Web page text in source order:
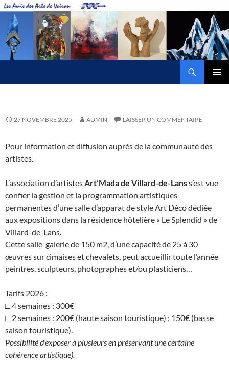
Aller
contenu
27 NOVEMBRE 2025 ADMIN LAISSER UN COMMENTAIRE
Pour information et diffusion auprès de la communauté des
artistes.
L’association d’artistesArt’Mada de Villard-de-Lanss’est vue
confier la gestion et la programmation artistiques
permanentes d’une salle d’apparat de style Art Déco dédiée
aux expositions dans la résidence hôtelière « Le Splendid » de
Villard-de-Lans.
Cette salle-galerie de 150 m2, d’une capacité de 25 à 30
œuvres sur cimaises et chevalets, peut accueillir toute l’année
peintres, sculpteurs, photographes et/ou plasticiens…
Tarifs 2026 :
□ 4 semaines : 300€
□ 2 semaines : 200€ (haute saison touristique) ; 150€ (basse
saison touristique).
Possibilité d’exposer à plusieurs en préservant une certaine
cohérence artistique).